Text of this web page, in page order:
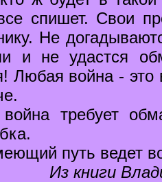
спишет. Свои
Не
и не удастся
Любая война - это
требует
путь ведет
Из книги